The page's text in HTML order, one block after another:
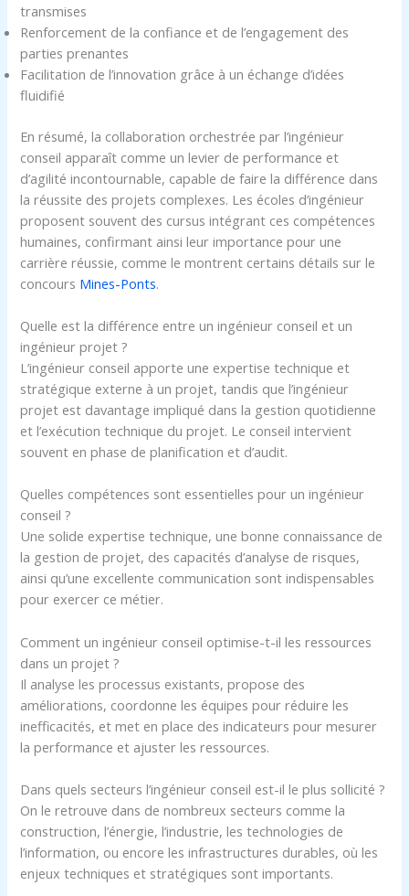
transmises
Renforcement de la confiance et de l’engagement des
parties prenantes
Facilitation de l’innovation grâce à un échange d’idées
fluidifié
En résumé, la collaboration orchestrée par l’ingénieur
conseil apparaît comme un levier de performance et
d’agilité incontournable, capable de faire la différence dans
la réussite des projets complexes. Les écoles d’ingénieur
proposent souvent des cursus intégrant ces compétences
humaines, confirmant ainsi leur importance pour une
carrière réussie, comme le montrent certains détails sur le
concours Mines-Ponts.
Quelle est la différence entre un ingénieur conseil et un
ingénieur projet ?
L’ingénieur conseil apporte une expertise technique et
stratégique externe à un projet, tandis que l’ingénieur
projet est davantage impliqué dans la gestion quotidienne
et l’exécution technique du projet. Le conseil intervient
souvent en phase de planification et d’audit.
Quelles compétences sont essentielles pour un ingénieur
conseil ?
Une solide expertise technique, une bonne connaissance de
la gestion de projet, des capacités d’analyse de risques,
ainsi qu’une excellente communication sont indispensables
pour exercer ce métier.
Comment un ingénieur conseil optimise-t-il les ressources
dans un projet ?
Il analyse les processus existants, propose des
améliorations, coordonne les équipes pour réduire les
inefficacités, et met en place des indicateurs pour mesurer
la performance et ajuster les ressources.
Dans quels secteurs l’ingénieur conseil est-il le plus sollicité ?
On le retrouve dans de nombreux secteurs comme la
construction, l’énergie, l’industrie, les technologies de
l’information, ou encore les infrastructures durables, où les
enjeux techniques et stratégiques sont importants.